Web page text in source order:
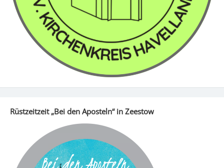
Rüstzeitzeit „Bei den Aposteln“ in Zeestow